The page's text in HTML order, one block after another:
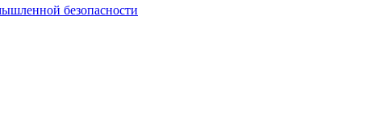
безопасности